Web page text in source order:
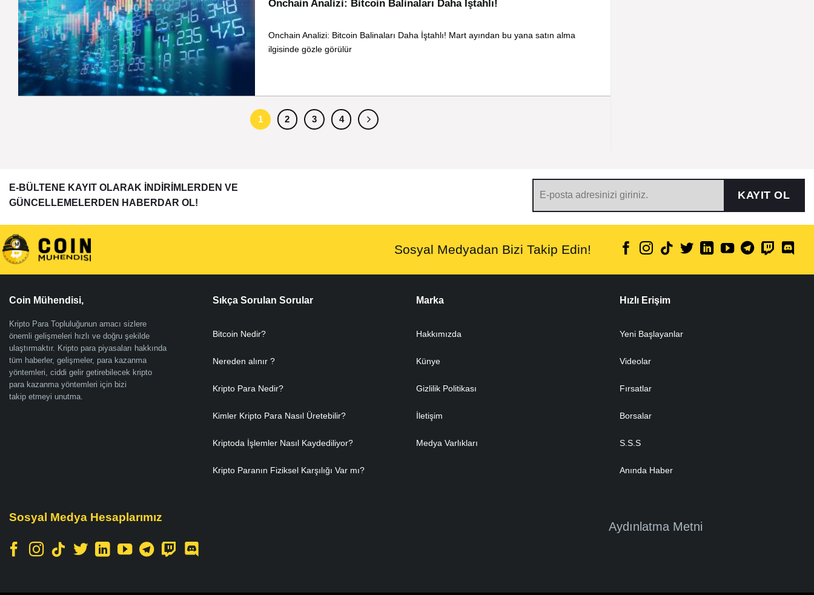
Onchain Analizi: Bitcoin Balinaları Daha İştahlı!
Onchain Analizi: Bitcoin Balinaları Daha İştahlı! Mart ayından bu yana satın alma
ilgisinde gözle görülür
1 2 3 4
E-BÜLTENE KAYIT OLARAK İNDİRİMLERDEN VE
GÜNCELLEMELERDEN HABERDAR OL!
KAYIT OL
Sosyal Medyadan Bizi Takip Edin!
Coin Mühendisi,
Kripto Para Topluluğunun amacı sizlere
önemli gelişmeleri hızlı ve doğru şekilde
ulaştırmaktır. Kripto para piyasaları hakkında
tüm haberler, gelişmeler, para kazanma
yöntemleri, ciddi gelir getirebilecek kripto
para kazanma yöntemleri için bizi
takip etmeyi unutma.
Sıkça Sorulan Sorular
Bitcoin Nedir?
Nereden alınır ?
Kripto Para Nedir?
Kimler Kripto Para Nasıl Üretebilir?
Kriptoda İşlemler Nasıl Kaydediliyor?
Kripto Paranın Fiziksel Karşılığı Var mı?
Marka
Hakkımızda
Künye
Gizlilik Politikası
İletişim
Medya Varlıkları
Hızlı Erişim
Yeni Başlayanlar
Videolar
Fırsatlar
Borsalar
S.S.S
Anında Haber
Sosyal Medya Hesaplarımız
Aydınlatma Metni